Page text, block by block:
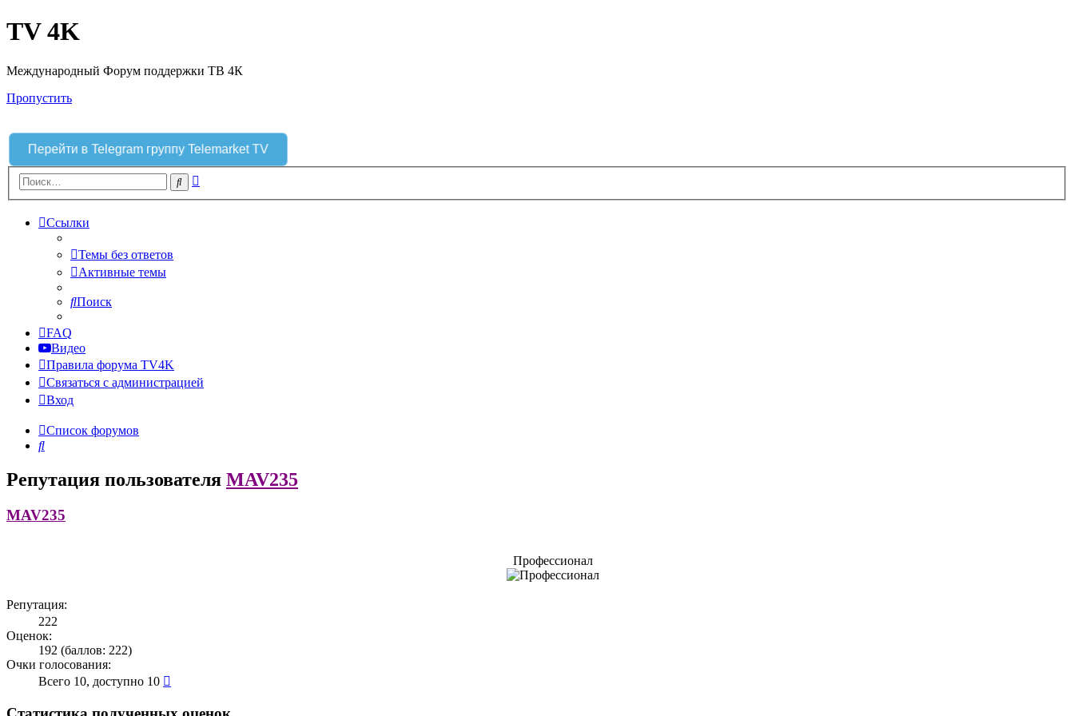
TV 4K
Международный Форум поддержки ТВ 4К
Пропустить
Перейти в Telegram группу Telemarket TV
Поиск
Ссылки
Темы без ответов
Активные темы
Поиск
FAQ
Видео
Правила форума TV4K
Связаться с администрацией
Вход
Список форумов
Поиск
Репутация пользователя MAV235
MAV235
Профессионал
Репутация:
222
Оценок:
192 (баллов: 222)
Очки голосования:
Всего 10, доступно 10